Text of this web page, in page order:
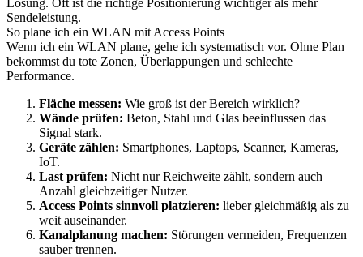
Lösung. Oft ist die richtige Positionierung wichtiger als mehr
Sendeleistung.
So plane ich ein WLAN mit Access Points
Wenn ich ein WLAN plane, gehe ich systematisch vor. Ohne Plan
bekommst du tote Zonen, Überlappungen und schlechte
Performance.
Fläche messen: Wie groß ist der Bereich wirklich?
Wände prüfen: Beton, Stahl und Glas beeinflussen das
Signal stark.
Geräte zählen: Smartphones, Laptops, Scanner, Kameras,
IoT.
Last prüfen: Nicht nur Reichweite zählt, sondern auch
Anzahl gleichzeitiger Nutzer.
Access Points sinnvoll platzieren: lieber gleichmäßig als zu
weit auseinander.
Kanalplanung machen: Störungen vermeiden, Frequenzen
sauber trennen.